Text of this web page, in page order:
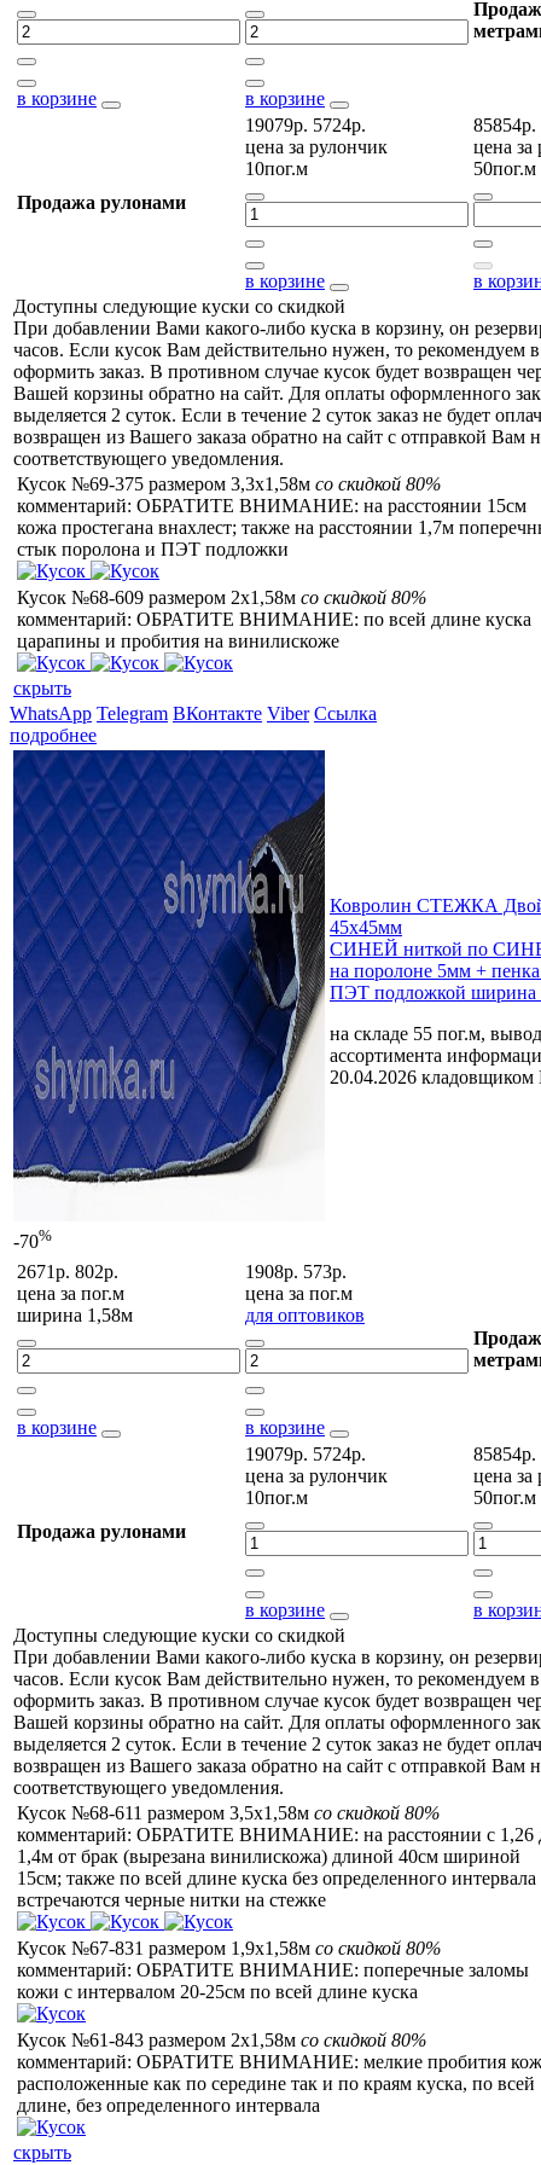
в корзине в корзине
Продажа рулонами
19079р. 5724р.
цена за рулончик
10пог.м
в корзине
85854р.
цена за
50пог.м
в
Доступны следующие куски со скидкой
При добавлении Вами какого-либо куска в корзину, он
часов. Если кусок Вам действительно нужен, то рекомендуем
оформить заказ. В противном случае кусок будет возвращен
Вашей корзины обратно на сайт. Для оплаты оформленного
выделяется 2 суток. Если в течение 2 суток заказ не будет
возвращен из Вашего заказа обратно на сайт с отправкой Вам
соответствующего уведомления.
Кусок №69-375 размером 3,3x1,58м со скидкой 80%
комментарий: ОБРАТИТЕ ВНИМАНИЕ: на расстоянии 15см
кожа простегана внахлест; также на расстоянии 1,7м
стык поролона и ПЭТ подложки
Кусок №68-609 размером 2x1,58м со скидкой 80%
комментарий: ОБРАТИТЕ ВНИМАНИЕ: по всей длине куска
царапины и пробития на винилискоже
скрыть
WhatsApp Telegram ВКонтакте Viber Ссылка
подробнее
-70%
Ковролин СТЕЖКА
45х45мм
СИНЕЙ ниткой по
на поролоне 5мм +
ПЭТ подложкой ширина
на складе 55 пог.м,
ассортимента
20.04.2026 кладовщиком
2671р. 802р.
цена за пог.м
ширина 1,58м
в корзине
1908р. 573р.
цена за пог.м
для оптовиков
в корзине
Продажа рулонами
19079р. 5724р.
цена за рулончик
10пог.м
в корзине
85854р.
цена за
50пог.м
в
Доступны следующие куски со скидкой
При добавлении Вами какого-либо куска в корзину, он
часов. Если кусок Вам действительно нужен, то рекомендуем
оформить заказ. В противном случае кусок будет возвращен
Вашей корзины обратно на сайт. Для оплаты оформленного
выделяется 2 суток. Если в течение 2 суток заказ не будет
возвращен из Вашего заказа обратно на сайт с отправкой Вам
соответствующего уведомления.
Кусок №68-611 размером 3,5x1,58м со скидкой 80%
комментарий: ОБРАТИТЕ ВНИМАНИЕ: на расстоянии с 1,26
1,4м от брак (вырезана винилискожа) длиной 40см шириной
15см; также по всей длине куска без определенного интервала
встречаются черные нитки на стежке
Кусок №67-831 размером 1,9x1,58м со скидкой 80%
комментарий: ОБРАТИТЕ ВНИМАНИЕ: поперечные заломы
кожи с интервалом 20-25см по всей длине куска
Кусок №61-843 размером 2x1,58м со скидкой 80%
комментарий: ОБРАТИТЕ ВНИМАНИЕ: мелкие пробития
расположенные как по середине так и по краям куска, по всей
длине, без определенного интервала
скрыть